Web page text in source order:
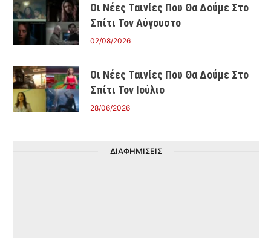
Οι Νέες Ταινίες Που Θα Δούμε Στο
Σπίτι Τον Αύγουστο
02/08/2026
Οι Νέες Ταινίες Που Θα Δούμε Στο
Σπίτι Τον Ιούλιο
28/06/2026
ΔΙΑΦΗΜΙΣΕΙΣ